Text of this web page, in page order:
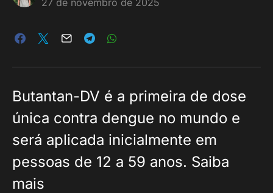
27 de novembro de 2025
Butantan-DV é a primeira de dose
única contra dengue no mundo e
será aplicada inicialmente em
pessoas de 12 a 59 anos. Saiba
mais